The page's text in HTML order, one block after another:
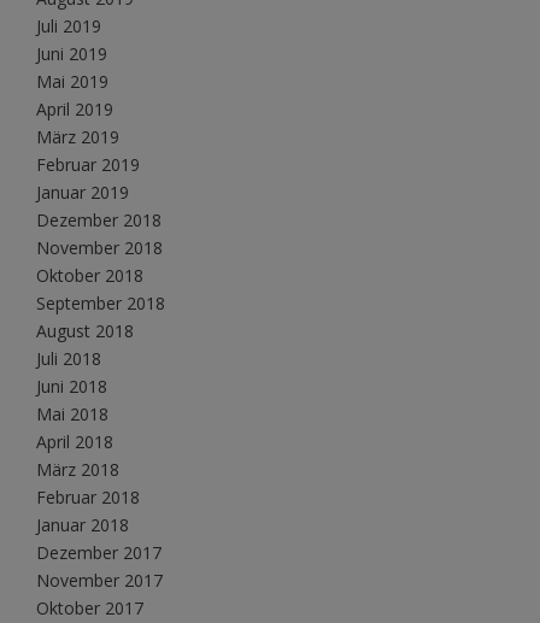
Juli 2019
Juni 2019
Mai 2019
April 2019
März 2019
Februar 2019
Januar 2019
Dezember 2018
November 2018
Oktober 2018
September 2018
August 2018
Juli 2018
Juni 2018
Mai 2018
April 2018
März 2018
Februar 2018
Januar 2018
Dezember 2017
November 2017
Oktober 2017